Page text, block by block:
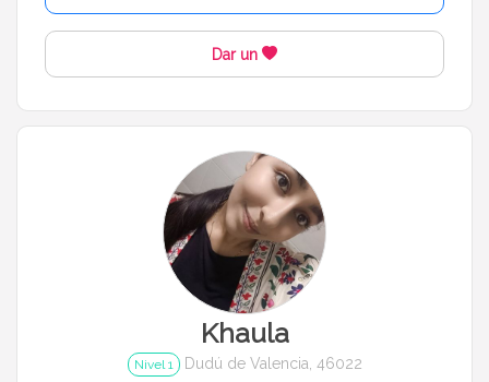
Dar un
Khaula
Nivel 1 Dudú de Valencia, 46022